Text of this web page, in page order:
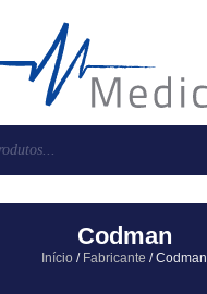
Codman
Início / Fabricante / Codman